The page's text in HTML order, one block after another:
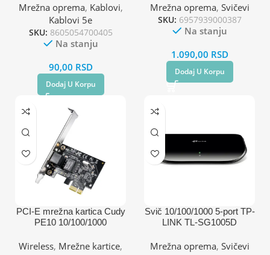
Mrežna oprema, Kablovi,
Kablovi 5e
SKU: 8605054700405
Na stanju
90,00 RSD
Dodaj U Korpu
Mrežna oprema, Svičevi
SKU: 6957939000387
Na stanju
1.090,00 RSD
Dodaj U Korpu
PCI-E mrežna kartica Cudy
PE10 10/100/1000
Wireless, Mrežne kartice,
Svič 10/100/1000 5-port TP-
LINK TL-SG1005D
Mrežna oprema, Svičevi